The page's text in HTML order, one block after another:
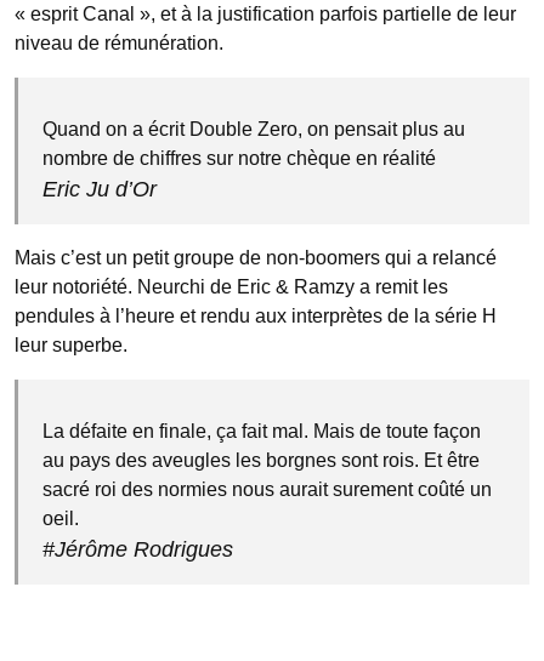
« esprit Canal », et à la justification parfois partielle de leur
niveau de rémunération.
Quand on a écrit Double Zero, on pensait plus au
nombre de chiffres sur notre chèque en réalité
Eric Ju d’Or
Mais c’est un petit groupe de non-boomers qui a relancé
leur notoriété. Neurchi de Eric & Ramzy a remit les
pendules à l’heure et rendu aux interprètes de la série H
leur superbe.
La défaite en finale, ça fait mal. Mais de toute façon
au pays des aveugles les borgnes sont rois. Et être
sacré roi des normies nous aurait surement coûté un
oeil.
#Jérôme Rodrigues